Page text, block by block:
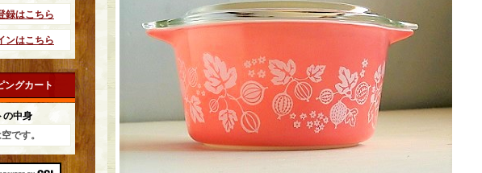
録はこちら
ンはこちら
ングカート
の中身
です。